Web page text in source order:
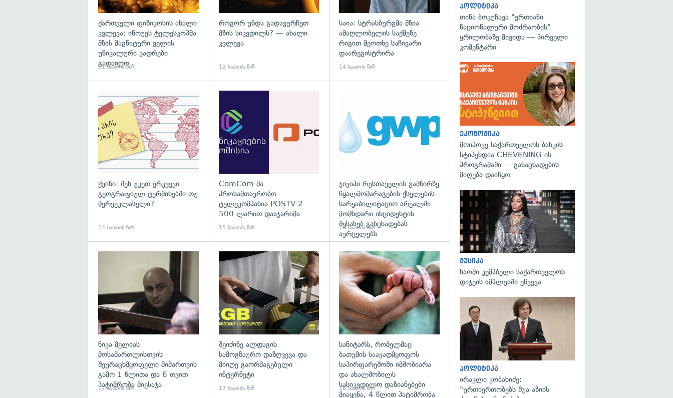
ქართველი ფიზიკოსის ახალი
კვლევა: ინოუეს ტელესკოპმა
მზის მაგნიტური ველის
უნიკალური კადრები
გადაიღო
11 საათის წინ
როგორ უნდა გადავურჩეთ
მზის სიკვდილს? — ახალი
კვლევა
13 საათის წინ
საია: სტრასბურგმა მზია
ამაღლობელის საქმეზე
რიგით მეოთხე საჩივარი
დაარეგისტრირა
14 საათის წინ
ქვიზი: შენ უკეთ ერკვევი
გეოგრაფიულ ტერმინებში თუ
მერვეკლასელი?
14 საათის წინ
ComCom-მა
პროსამთავრობო
ტელეკომპანია POSTV 2
500 ლარით დააჯარიმა
15 საათის წინ
ჯივიპი რუსთაველის გამზირზე
წყალმომარაგების ქსელების
სარეაბილიტაციო არეალში
მომხდარი ინციდენტის
შესახებ განცხადებას
ავრცელებს
16 საათის წინ
გადახედვა
ნიკა მელიას
მოსამართლისთვის
შეურაცხმყოფელი მიმართვის
გამო 1 წლითა და 6 თვით
პატიმრობა მიესაჯა
17 საათის წინ
შეიძინე ალდაგის
სამოგზაურო დაზღვევა და
მიიღე გაორმაგებული
ინტერნეტი
17 საათის წინ
გადახედვა
სანიტარს, რომელმაც
ბათუმის საავადმყოფოს
საპირფარეშოში იმშობიარა
და ახალშობილს
სასიკვდილო დაზიანებები
მიაყენა, 4 წლით პატიმრობა
18 საათის წინ
პოლიტიკა
თინა ბოკუჩავა "ერთიანი
ნაციონალური მოძრაობის"
ყრილობაზე მივიდა — პირველი
კომენტარი
ეკონომიკა
მოიპოვე საქართველოს ბანკის
სტიპენდია CHEVENING-ის
პროგრამაში — განაცხადების
მიღება დაიწყო
მუსიკა
ნაომი კემპბელი საქართველოს
დიჯეის ამპლუაში ეწვევა
პოლიტიკა
ირაკლი კობახიძე:
"ურთიერთობებს შუა აზიის